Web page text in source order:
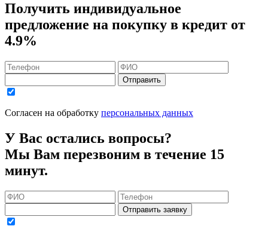
Получить индивидуальное
предложение на покупку в кредит от
4.9%
Отправить
Согласен на обработку персональных данных
У Вас остались вопросы?
Мы Вам перезвоним в течение 15
минут.
Отправить заявку